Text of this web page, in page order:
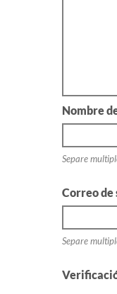
Nombre
Separe
Correo de
Separe